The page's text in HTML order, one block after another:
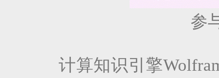
参
计算知识引擎